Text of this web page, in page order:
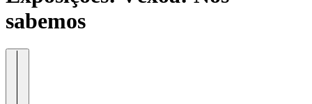
sabemos